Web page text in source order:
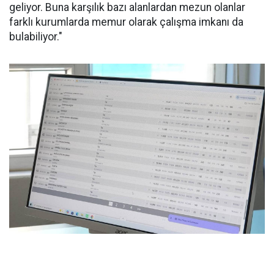
geliyor. Buna karşılık bazı alanlardan mezun olanlar
farklı kurumlarda memur olarak çalışma imkanı da
bulabiliyor."